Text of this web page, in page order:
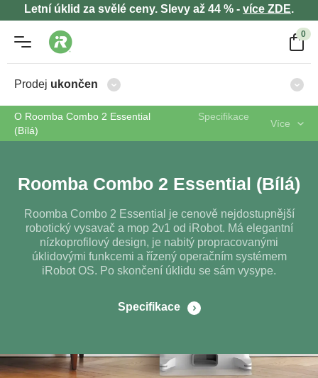
Letní úklid za svělé ceny. Slevy až 44 % - více ZDE.
0
Prodej ukončen
O Roomba Combo 2 Essential
(Bílá)
Specifikace
Více
Roomba Combo 2 Essential (Bílá)
Roomba Combo 2 Essential je cenově nejdostupnější
robotický vysavač a mop 2v1 od iRobot. Má elegantní
nízkoprofilový design, je nabitý propracovanými
úklidovými funkcemi a řízený operačním systémem
iRobot OS. Po skončení úklidu se sám vysype.
Specifikace